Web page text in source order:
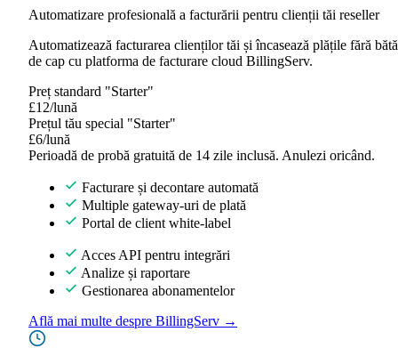
Automatizare profesională a facturării pentru clienții tăi reseller
Automatizează facturarea clienților tăi și încasează plățile fără
de cap cu platforma de facturare cloud BillingServ.
Preț standard "Starter"
£12/lună
Prețul tău special "Starter"
£6/lună
Perioadă de probă gratuită de 14 zile inclusă. Anulezi oricând.
Facturare și decontare automată
Multiple gateway-uri de plată
Portal de client white-label
Acces API pentru integrări
Analize și raportare
Gestionarea abonamentelor
Află mai multe despre BillingServ →